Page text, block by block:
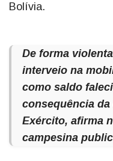
Bolívia.
De forma
interveio na
como saldo
consequência
Exército, afirma
campesina